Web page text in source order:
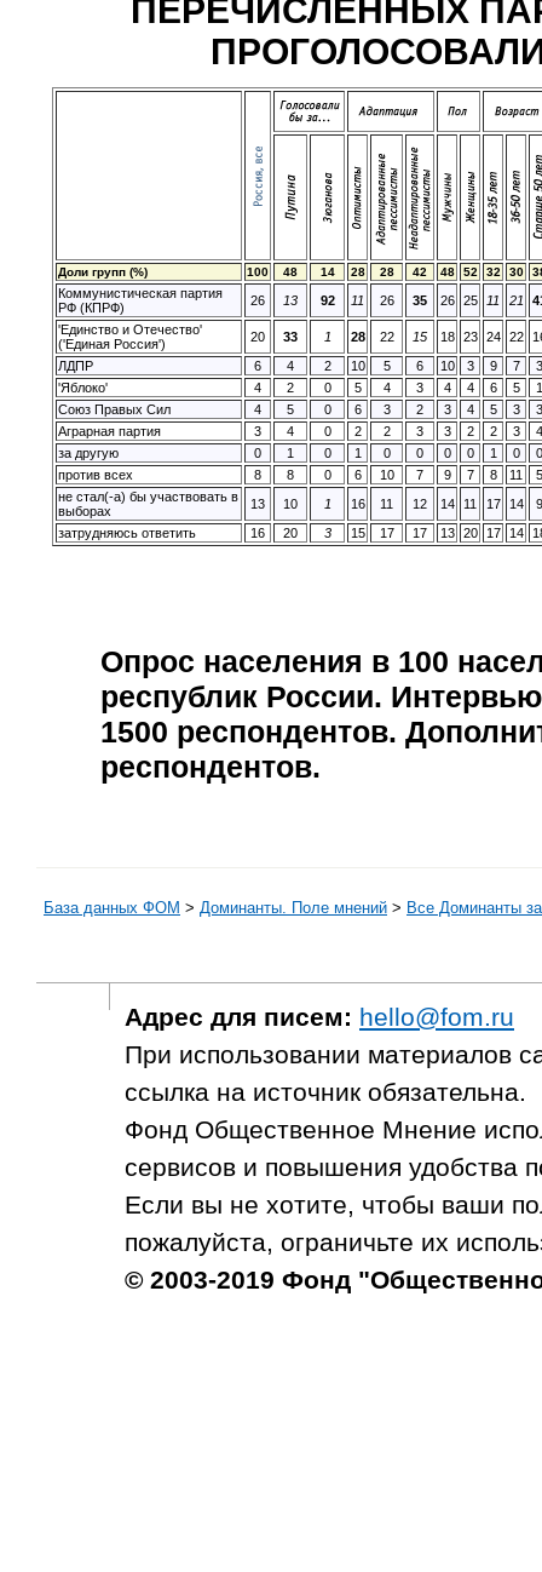
ПЕРЕЧИСЛЕННЫХ
ПРОГОЛОСОВАЛИ?
Доли групп (%) 100 48 14 28 28 42 48 52 32 30
Коммунистическая партия
РФ (КПРФ)
26 13 92 11 26 35 26 25 11 21
'Единство и Отечество'
('Единая Россия')
20 33 1 28 22 15 18 23 24 22
ЛДПР
6 4 2 10 5 6 10 3 9 7
3
'Яблоко'
4 2 0 5 4 3 4 4 6 5
1
Союз Правых Сил
4 5 0 6 3 2 3 4 5 3
3
Аграрная партия
3 4 0 2 2 3 3 2 2 3
4
за другую
0 1 0 1 0 0 0 0 1 0
0
против всех
8 8 0 6 10 7 9 7 8 11
5
не стал(-а) бы участвовать в
выборах
13 10 1 16 11 12 14 11 17 14
9
затрудняюсь ответить
16 20 3 15 17 17 13 20 17 14
Опрос населения в 100
республик России.
1500 респондентов.
респондентов.
База данных ФОМ > Доминанты. Поле мнений > Все Доминанты
Адрес для писем: hello@fom.ru
При использовании материалов
ссылка на источник обязательна.
Фонд Общественное Мнение
сервисов и повышения удобства
Если вы не хотите, чтобы ваши
пожалуйста, ограничьте их
© 2003-2019 Фонд